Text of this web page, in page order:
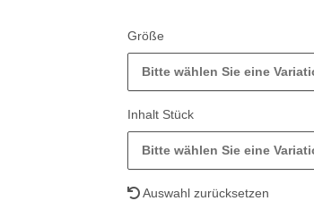
Größe
Bitte wählen Sie eine
Inhalt Stück
Bitte wählen Sie eine
Auswahl zurücksetzen